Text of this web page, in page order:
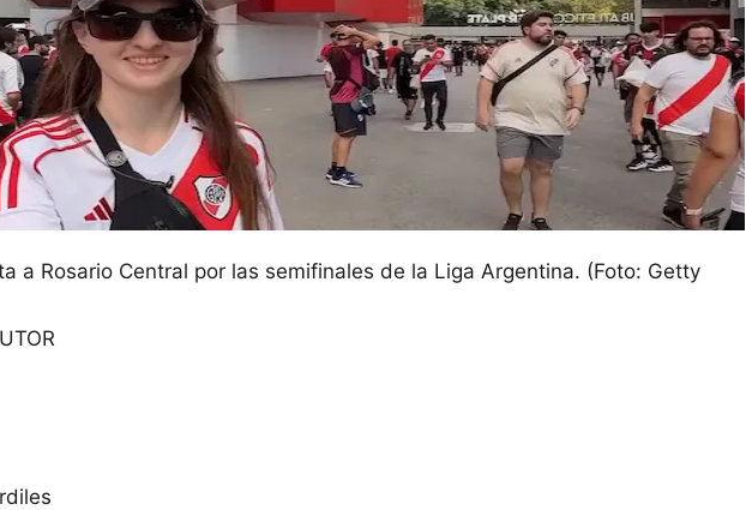
a Rosario Central por las semifinales de la Liga Argentina. (Foto: Getty